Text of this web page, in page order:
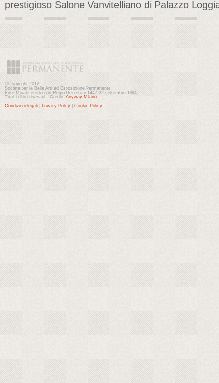
prestigioso Salone Vanvitelliano di Palazzo
©Copyright 2012
Società per le Belle Arti ed Esposizione Permanente
Ente Morale eretto con Regio Decreto n.1447-22 settembre 1884
Tutti i diritti riservati - Credits Anyway Milano
Condizioni legali
Privacy Policy Cookie Policy